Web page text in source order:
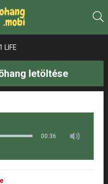
1 LIFE
letöltése
00:36